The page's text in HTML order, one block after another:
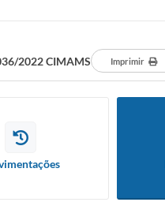
2022 CIMAMS Imprimir